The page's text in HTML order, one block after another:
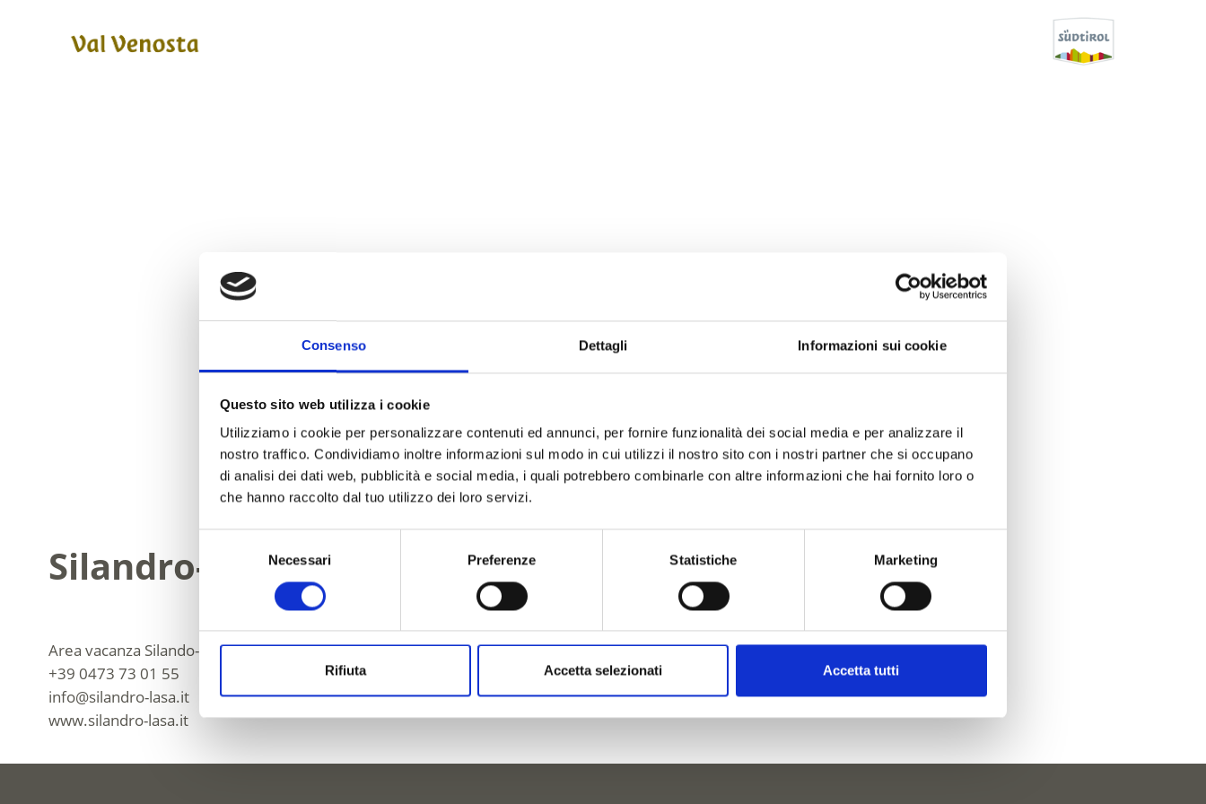
Consenso Dettagli Informazioni sui cookie
Questo sito web utilizza i cookie
Utilizziamo i cookie per personalizzare contenuti ed annunci, per fornire funzionalità dei social media e per analizzare il
nostro traffico. Condividiamo inoltre informazioni sul modo in cui utilizzi il nostro sito con i nostri partner che si occupano
di analisi dei dati web, pubblicità e social media, i quali potrebbero combinarle con altre informazioni che hai fornito loro o
che hanno raccolto dal tuo utilizzo dei loro servizi.
Necessari Preferenze Statistiche Marketing
Rifiuta Accetta selezionati Accetta tutti
Silandro-Lasa
Area vacanza Silando-Lasa
+39 0473 73 01 55
info@silandro-lasa.it
www.silandro-lasa.it